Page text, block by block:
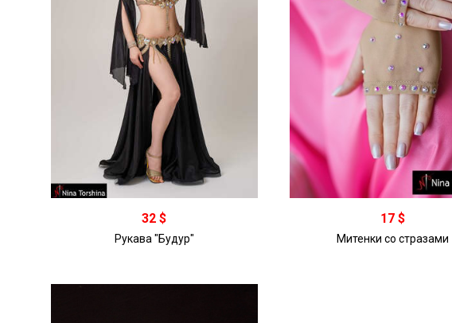
32 $
Рукава "Будур"
17 $
Митенки со стразами